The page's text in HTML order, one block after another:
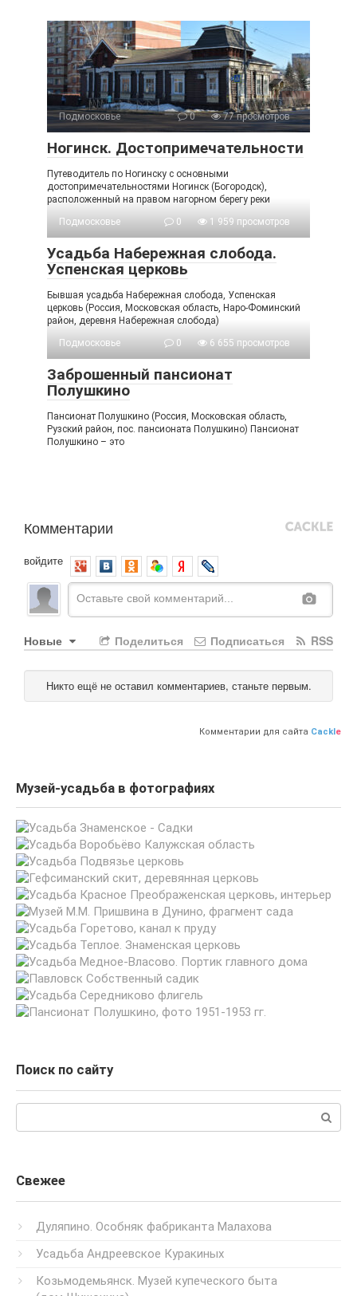
Подмосковье 0 77 просмотров
Ногинск. Достопримечательности
Путеводитель по Ногинску с основными
достопримечательностями Ногинск (Богородск),
расположенный на правом нагорном берегу реки
Подмосковье
0 1 959 просмотров
Усадьба Набережная слобода.
Успенская церковь
Бывшая усадьба Набережная слобода, Успенская
церковь (Россия, Московская область, Наро-Фоминский
район, деревня Набережная слобода)
Подмосковье
0 6 655 просмотров
Заброшенный пансионат
Полушкино
Пансионат Полушкино (Россия, Московская область,
Рузский район, пос. пансионата Полушкино) Пансионат
Полушкино – это
Комментарии
войдите
Новые RSS
Подписаться
Поделиться
Никто ещё не оставил комментариев, станьте первым.
Комментарии для сайта Cackl e
Музей-усадьба в фотографиях
Поиск по сайту
Свежее
Дуляпино. Особняк фабриканта Малахова
Усадьба Андреевское Куракиных
Козьмодемьянск. Музей купеческого быта